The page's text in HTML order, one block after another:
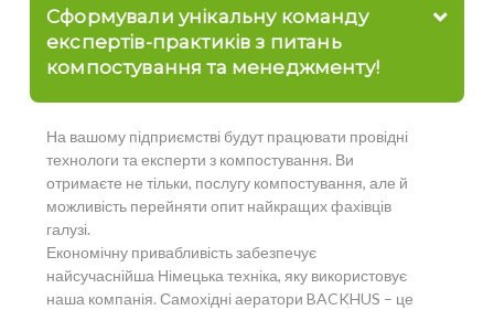
Сформували унікальну команду
експертів-практиків з питань
компостування та менеджменту!
На вашому підприємстві будут працювати провідні
технологи та експерти з компостування. Ви
отримаєте не тільки, послугу компостування, але й
можливість перейняти опит найкращих фахівців
галузі.
Економічну привабливість забезпечує
найсучаснійша Німецька техніка, яку використовує
наша компанія. Самохідні аератори BACKHUS – це